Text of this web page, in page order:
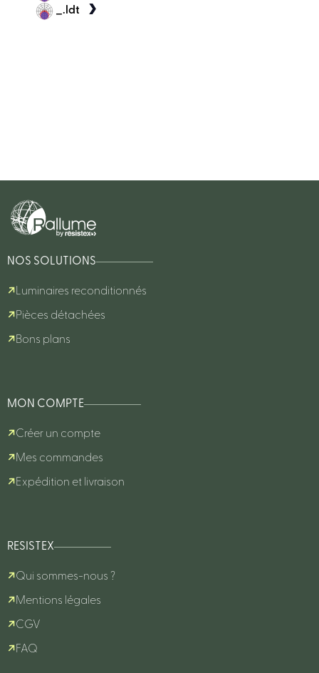
_.ldt
NOS SOLUTIONS
Luminaires reconditionnés
Pièces détachées
Bons plans
MON COMPTE
Créer un compte
Mes commandes
Expédition et livraison
RESISTEX
Qui sommes-nous ?
Mentions légales
CGV
FAQ